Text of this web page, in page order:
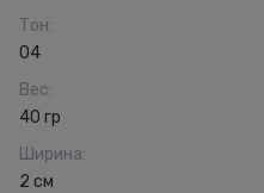
Тон:
04
Вес:
40 гр
Ширина:
2 см